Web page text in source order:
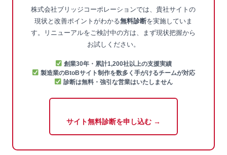
株式会社ブリッジコーポレーションでは、貴社サイトの
現状と改善ポイントがわかる無料診断を実施していま
す。リニューアルをご検討中の方は、まず現状把握から
お試しください。
創業30年・累計1,200社以上の支援実績
製造業のBtoBサイト制作を数多く手がけるチームが対応
診断は無料・強引な営業はいたしません
サイト無料診断を申し込む →